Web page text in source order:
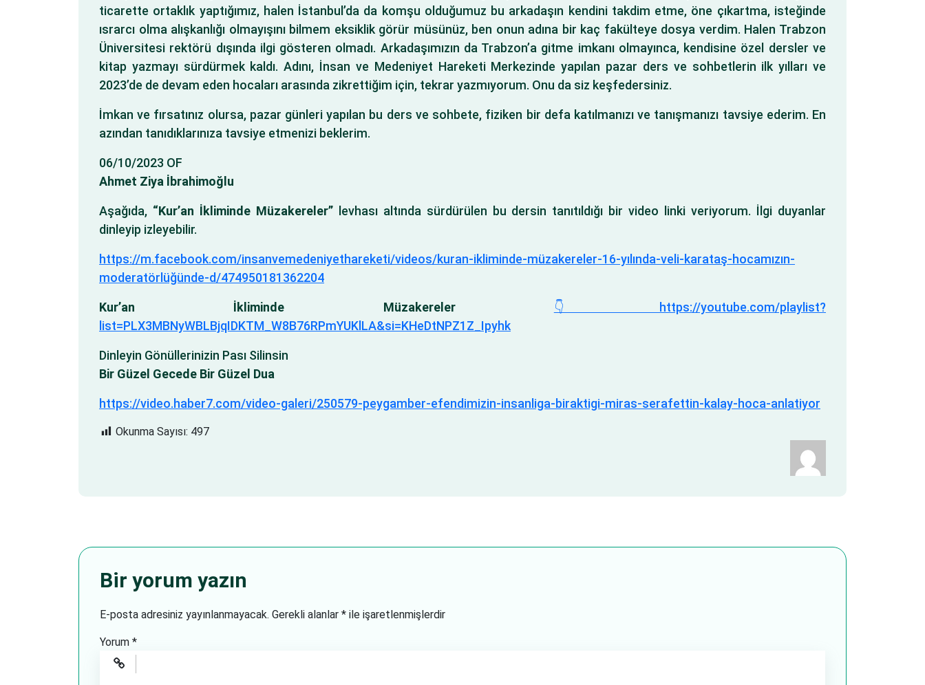
ticarette ortaklık yaptığımız, halen İstanbul’da da komşu olduğumuz bu arkadaşın kendini takdim etme, öne çıkartma, isteğinde
ısrarcı olma alışkanlığı olmayışını bilmem eksiklik görür müsünüz, ben onun adına bir kaç fakülteye dosya verdim. Halen Trabzon
Üniversitesi rektörü dışında ilgi gösteren olmadı. Arkadaşımızın da Trabzon’a gitme imkanı olmayınca, kendisine özel dersler ve
kitap yazmayı sürdürmek kaldı. Adını, İnsan ve Medeniyet Hareketi Merkezinde yapılan pazar ders ve sohbetlerin ilk yılları ve
2023’de de devam eden hocaları arasında zikrettiğim için, tekrar yazmıyorum. Onu da siz keşfedersiniz.
İmkan ve fırsatınız olursa, pazar günleri yapılan bu ders ve sohbete, fiziken bir defa katılmanızı ve tanışmanızı tavsiye ederim. En
azından tanıdıklarınıza tavsiye etmenizi beklerim.
06/10/2023 OF
Ahmet Ziya İbrahimoğlu
Aşağıda, “Kur’an İkliminde Müzakereler”levhası altında sürdürülen bu dersin tanıtıldığı bir video linki veriyorum. İlgi duyanlar
dinleyip izleyebilir.
https://m.facebook.com/insanvemedeniyethareketi/videos/kuran-ikliminde-müzakereler-16-yılında-veli-karataş-hocamızın-
moderatörlüğünde-d/474950181362204
Kur’an İkliminde Müzakereler 👇
https://youtube.com/playlist?
list=PLX3MBNyWBLBjqIDKTM_W8B76RPmYUKlLA&si=KHeDtNPZ1Z_Ipyhk
Dinleyin Gönüllerinizin Pası Silinsin
Bir Güzel Gecede Bir Güzel Dua
https://video.haber7.com/video-galeri/250579-peygamber-efendimizin-insanliga-biraktigi-miras-serafettin-kalay-hoca-anlatiyor
Okunma Sayısı: 497
Bir yorum yazın
E-posta adresiniz yayınlanmayacak. Gerekli alanlar * ile işaretlenmişlerdir
Yorum *